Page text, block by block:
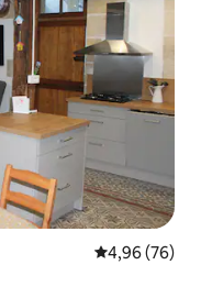
Classificação
4,96 (76)